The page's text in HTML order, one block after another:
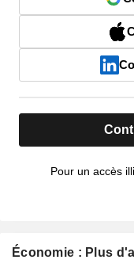
Pour un accès
Économie : Plus